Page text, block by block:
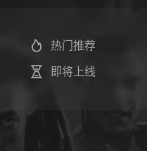
热门推荐
即将上线